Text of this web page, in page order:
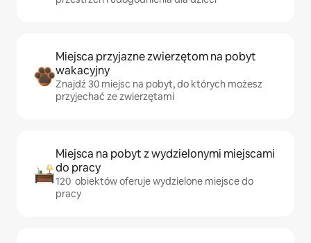
Miejsca przyjazne zwierzętom na pobyt
wakacyjny
Znajdź 30 miejsc na pobyt, do których możesz
przyjechać ze zwierzętami
Miejsca na pobyt z wydzielonymi miejscami
do pracy
120 obiektów oferuje wydzielone miejsce do
pracy